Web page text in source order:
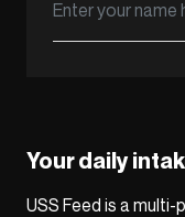
Your daily
USS Feed is a